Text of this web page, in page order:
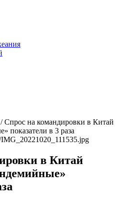
/Спрос на командировки в Китай
показатели в 3 раза
в Китай